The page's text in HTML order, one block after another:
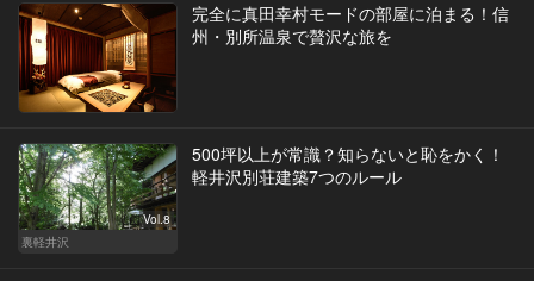
完全に真田幸村モードの部屋に泊まる！信
州・別所温泉で贅沢な旅を
Vol.8
裏軽井沢
500坪以上が常識？知らないと恥をかく！
軽井沢別荘建築7つのルール